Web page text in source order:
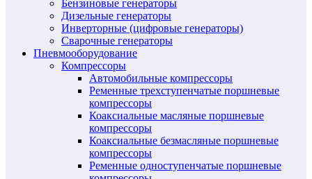
Бензиновые генераторы
Дизельные генераторы
Инверторные (цифровые генераторы)
Сварочные генераторы
Пневмооборудование
Компрессоры
Автомобильные компрессоры
Ременные трехступенчатые поршневые
компрессоры
Коаксиальные масляные поршневые
компрессоры
Коаксиальные безмасляные поршневые
компрессоры
Ременные одноступенчатые поршневые